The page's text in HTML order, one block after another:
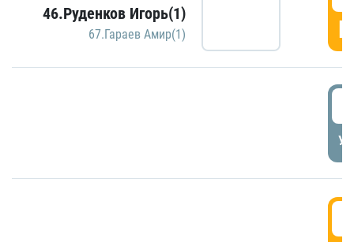
46.Руденков Игорь(1)
67.Гараев Амир(1)